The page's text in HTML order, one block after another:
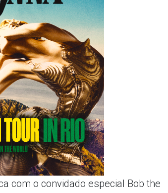
com o convidado especial Bob the